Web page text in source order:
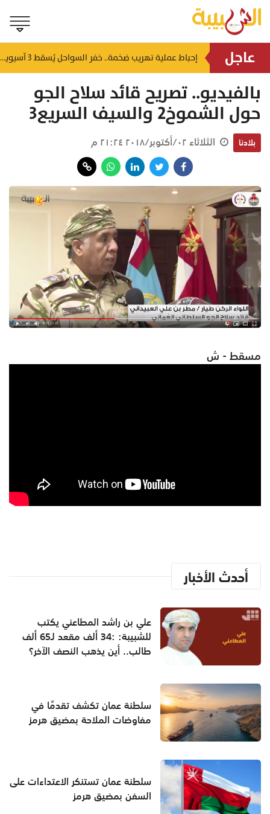
عاجل منذ ٤ ساعات إحباط عملية تهريب ضخمة.. خفر السواحل يُسقط 3 آسيويين بحوزتهم 66 كجم من الكريستال
بالفيديو.. تصريح قائد سلاح الجو
حول الشموخ2 والسيف السريع3
بلادنا الثلاثاء ٠٢/أكتوبر/٢٠١٨ ٢١:٢٤ م
مسقط - ش
أحدث الأخبار
علي بن راشد المطاعني يكتب
للشبيبة: :34 ألف مقعد لـ65 ألف
طالب.. أين يذهب النصف الآخر؟
سلطنة عمان تكشف تقدمًا في
مفاوضات الملاحة بمضيق هرمز
سلطنة عمان تستنكر الاعتداءات على
السفن بمضيق هرمز